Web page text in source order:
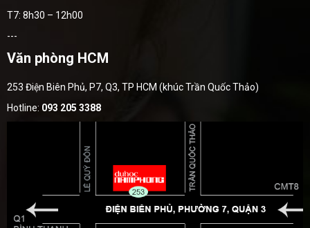
T7: 8h30 – 12h00
---
Văn phòng HCM
253 Điện Biên Phủ, P7, Q3, TP HCM (khúc Trần Quốc Thảo)
Hotline: 093 205 3388